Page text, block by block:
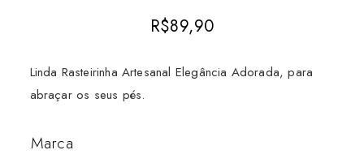
R$89,90
Linda Rasteirinha Artesanal Elegância Adorada, para
abraçar os seus pés.
Marca